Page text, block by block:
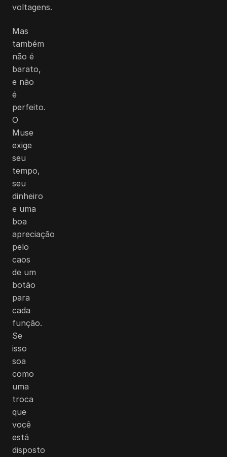
voltagens.
Mas
também
não é
barato,
e não
é
perfeito.
O
Muse
exige
seu
tempo,
seu
dinheiro
e uma
boa
apreciação
pelo
caos
de um
botão
para
cada
função.
Se
isso
soa
como
uma
troca
que
você
está
disposto